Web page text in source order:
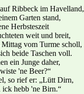
Ribbeck im Havelland,
Garten stand,
Herbsteszeit
weit und breit,
vom Turme scholl,
beide Taschen voll.
ein Junge daher,
'ne Beer?“
so rief er: „Lütt Dirn,
hebb 'ne Birn.“